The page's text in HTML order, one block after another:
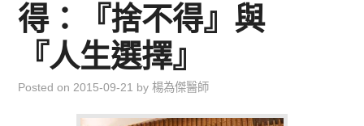
得：『捨不得』與
『人生選擇』
Posted on 2015-09-21 by楊為傑醫師